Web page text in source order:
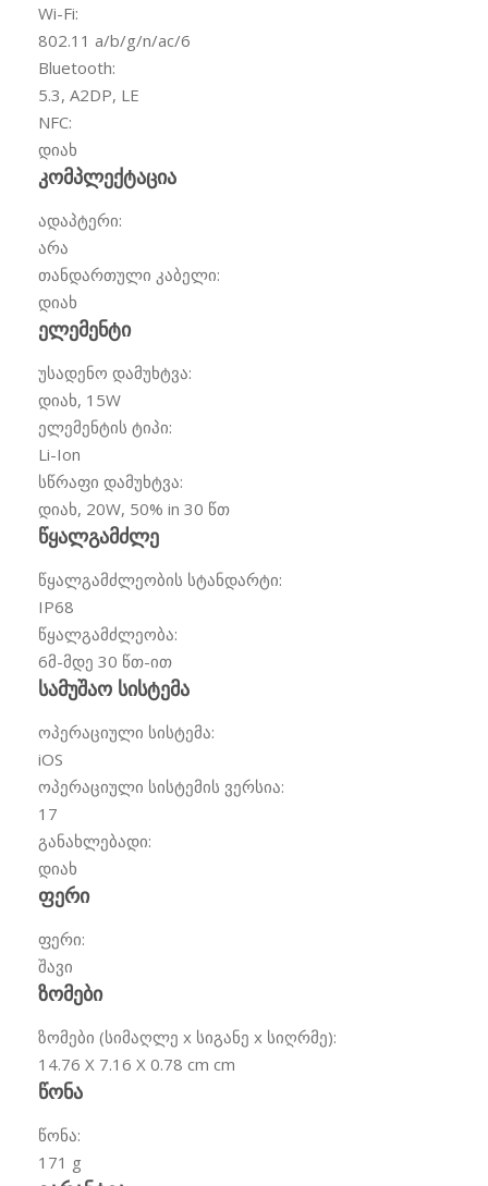
Wi-Fi:
802.11 a/b/g/n/ac/6
Bluetooth:
5.3, A2DP, LE
NFC:
დიახ
კომპლექტაცია
ადაპტერი:
არა
თანდართული კაბელი:
დიახ
ელემენტი
უსადენო დამუხტვა:
დიახ, 15W
ელემენტის ტიპი:
Li-Ion
სწრაფი დამუხტვა:
დიახ, 20W, 50% in 30 წთ
წყალგამძლე
წყალგამძლეობის სტანდარტი:
IP68
წყალგამძლეობა:
6მ-მდე 30 წთ-ით
სამუშაო სისტემა
ოპერაციული სისტემა:
iOS
ოპერაციული სისტემის ვერსია:
17
განახლებადი:
დიახ
ფერი
ფერი:
შავი
ზომები
ზომები (სიმაღლე x სიგანე x სიღრმე):
14.76 X 7.16 X 0.78 cm cm
წონა
წონა:
171 g